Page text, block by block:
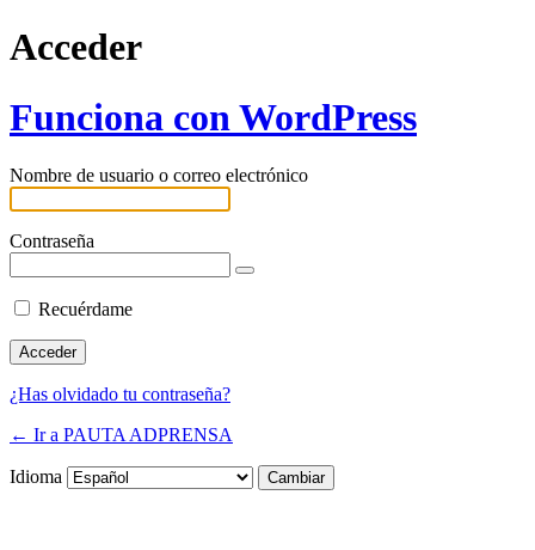
Acceder
Funciona con WordPress
Nombre de usuario o correo electrónico
Contraseña
Recuérdame
¿Has olvidado tu contraseña?
← Ir a PAUTA ADPRENSA
Idioma